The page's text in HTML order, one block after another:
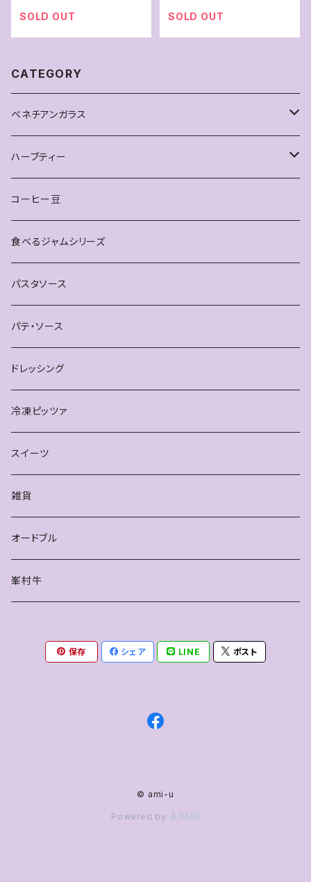
SOLD OUT
SOLD OUT
CATEGORY
ベネチアンガラス
ピアス
雑貨
ティースプーン
ブレスレット
ハーブティー
お得なセット
単品
コーヒー豆
食べるジャムシリーズ
パスタソース
パテ・ソース
ドレッシング
冷凍ピッツァ
スイーツ
雑貨
オードブル
峯村牛
保存 シェア LINE ポスト
© ami-u
Powered by